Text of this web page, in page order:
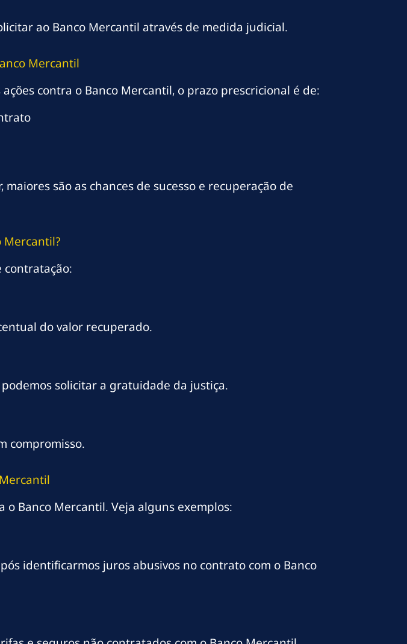
ao Banco Mercantil através de medida judicial.
Mercantil
contra o Banco Mercantil, o prazo prescricional é de:
são as chances de sucesso e recuperação de
Mercantil?
contratação:
do valor recuperado.
solicitar a gratuidade da justiça.
compromisso.
o Banco Mercantil. Veja alguns exemplos:
identificarmos juros abusivos no contrato com o Banco